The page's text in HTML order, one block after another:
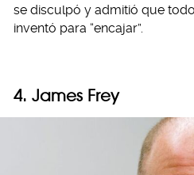
se disculpó y admitió que
inventó para “encajar”.
4. James Frey